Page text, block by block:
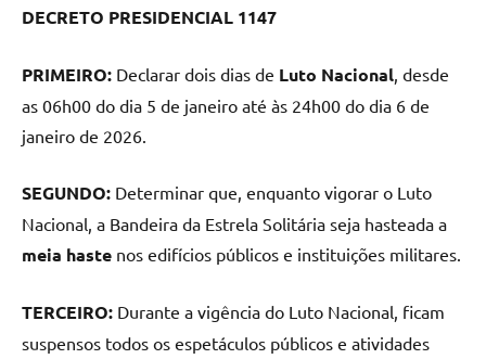
DECRETO PRESIDENCIAL 1147
PRIMEIRO: Declarar dois dias de Luto Nacional , desde
as 06h00 do dia 5 de janeiro até às 24h00 do dia 6 de
janeiro de 2026.
SEGUNDO: Determinar que, enquanto vigorar o Luto
Nacional, a Bandeira da Estrela Solitária seja hasteada a
meia haste nos edifícios públicos e instituições militares.
TERCEIRO: Durante a vigência do Luto Nacional, ficam
suspensos todos os espetáculos públicos e atividades